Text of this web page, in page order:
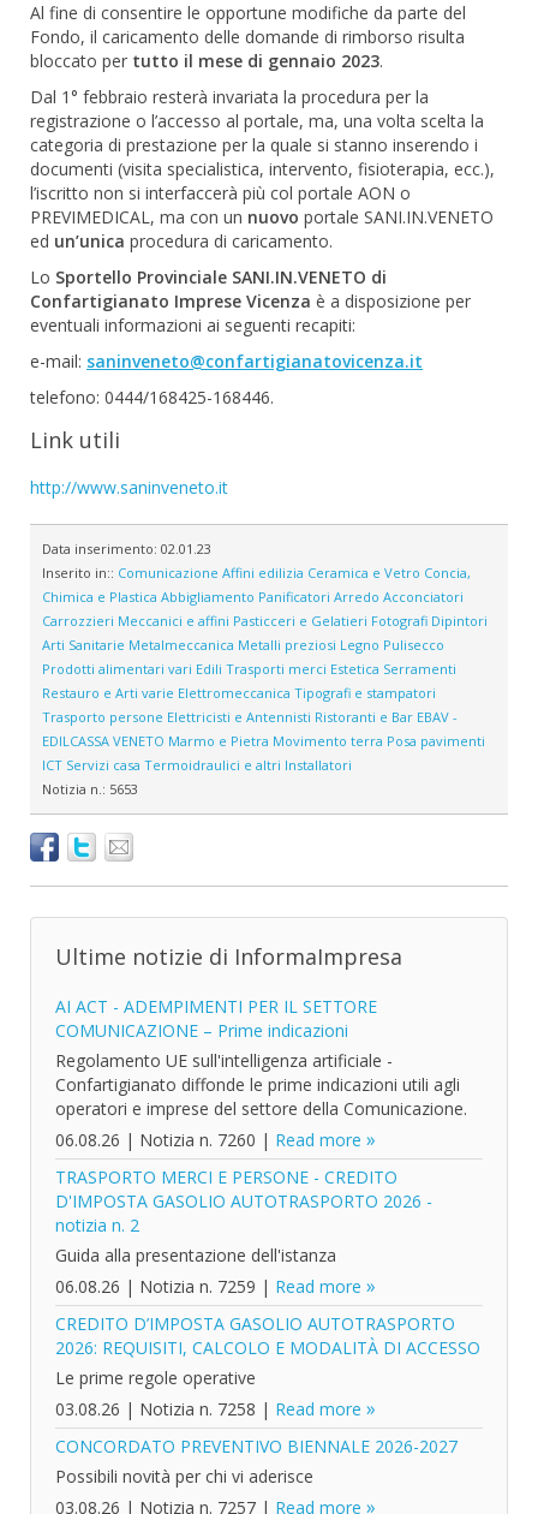
Al fine di consentire le opportune modifiche da parte del
Fondo, il caricamento delle domande di rimborso risulta
bloccato per tutto il mese di gennaio 2023.
Dal 1° febbraio resterà invariata la procedura per la
registrazione o l’accesso al portale, ma, una volta scelta la
categoria di prestazione per la quale si stanno inserendo i
documenti (visita specialistica, intervento, fisioterapia, ecc.),
l’iscritto non si interfaccerà più col portale AON o
PREVIMEDICAL, ma con un nuovo portale SANI.IN.VENETO
ed un’unica procedura di caricamento.
Lo Sportello Provinciale SANI.IN.VENETO di
Confartigianato Imprese Vicenza è a disposizione per
eventuali informazioni ai seguenti recapiti:
e-mail: saninveneto@confartigianatovicenza.it
telefono: 0444/168425-168446.
Link utili
http://www.saninveneto.it
Data inserimento: 02.01.23
Inserito in:: Comunicazione Affini edilizia Ceramica e Vetro Concia,
Chimica e Plastica Abbigliamento Panificatori Arredo Acconciatori
Carrozzieri Meccanici e affini Pasticceri e Gelatieri Fotografi Dipintori
Arti Sanitarie Metalmeccanica Metalli preziosi Legno Pulisecco
Prodotti alimentari vari Edili Trasporti merci Estetica Serramenti
Restauro e Arti varie Elettromeccanica Tipografi e stampatori
Trasporto persone Elettricisti e Antennisti Ristoranti e Bar EBAV -
EDILCASSA VENETO Marmo e Pietra Movimento terra Posa pavimenti
ICT Servizi casa Termoidraulici e altri Installatori
Notizia n.: 5653
Ultime notizie di InformaImpresa
AI ACT - ADEMPIMENTI PER IL SETTORE
COMUNICAZIONE – Prime indicazioni
Regolamento UE sull'intelligenza artificiale -
Confartigianato diffonde le prime indicazioni utili agli
operatori e imprese del settore della Comunicazione.
06.08.26 | Notizia n. 7260 | Read more
TRASPORTO MERCI E PERSONE - CREDITO
D'IMPOSTA GASOLIO AUTOTRASPORTO 2026 -
notizia n. 2
Guida alla presentazione dell'istanza
06.08.26 | Notizia n. 7259 | Read more
CREDITO D’IMPOSTA GASOLIO AUTOTRASPORTO
2026: REQUISITI, CALCOLO E MODALITÀ DI ACCESSO
Le prime regole operative
03.08.26 | Notizia n. 7258 | Read more
CONCORDATO PREVENTIVO BIENNALE 2026-2027
Possibili novità per chi vi aderisce
03.08.26 | Notizia n. 7257 | Read more